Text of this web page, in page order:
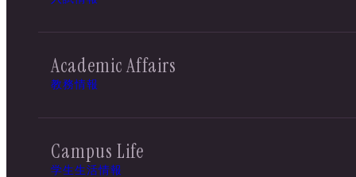
Academic Affairs
教務情報
Campus Life
学生生活情報